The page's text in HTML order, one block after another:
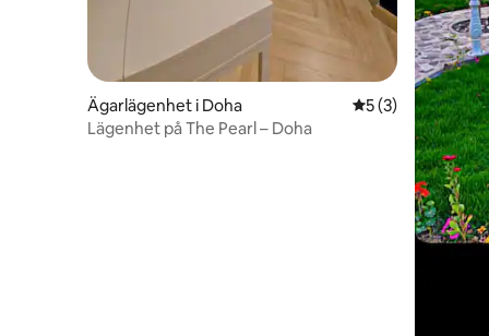
Ägarlägenhet i Doha 5 av 5 i
5 (3)
Lägenhet på The Pearl – Doha